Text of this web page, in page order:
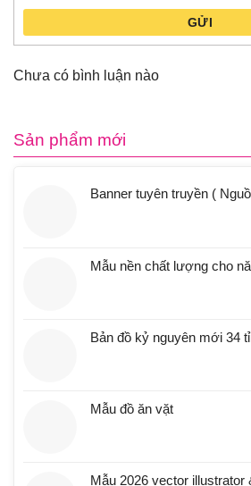
GỬI
Chưa có bình luận nào
Sản phẩm mới
Banner tuyên truyền (
Mẫu nền chất lượng cho
Bản đồ kỷ nguyên mới 34
Mẫu đồ ăn vặt
Mẫu 2026 vector illustrator